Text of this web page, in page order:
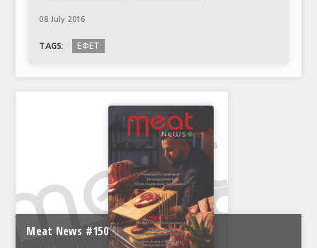
08 July 2016
TAGS: ΕΦΕΤ
Meat News #150